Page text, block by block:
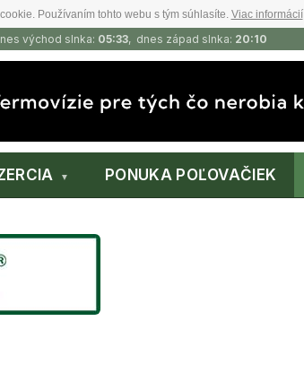
Používaním tohto webu s tým súhlasíte. Viac informácií
východ slnka: 05:33, dnes západ slnka: 20:10
PONUKA POĽOVAČIEK